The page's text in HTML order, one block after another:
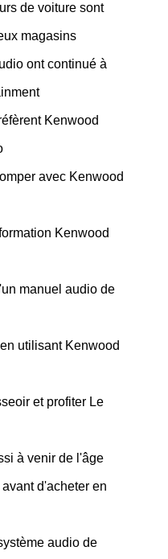
de voiture sont
magasins
ont continué à
Kenwood
avec Kenwood
Kenwood
manuel audio de
utilisant Kenwood
et profiter Le
à venir de l'âge
d'acheter en
audio de